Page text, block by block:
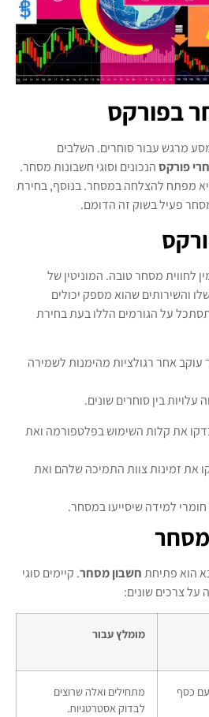
בפורקס
מרגש עבור סוחרים. השלבים
פורקסהנכונים וסוגי חשבונות מסחר.
מפתח להצלחה במסחר. בנוסף, בחירת
פעיל בשוק זה הדומם.
לחווית מסחר טובה. המוניטין של
והשירותים שהוא מספק יכולים
על הגורמים הללו בעת בחירת
עוקב אחר רגולציות מהימנות לשמירה
עלויות בין סוחרים שונים.
את קלות השימוש בפלטפורמה ואת
את זמינות צוות התמיכה שלהם ואת
למידה שיסייעו במסחר.
הוא פתיחתחשבון מסחר. קיימים סוגי
על צרכים שונים:
מומלץ עבור
עם כסף
מתחילים ואלה שרוצים
לבדוק אסטרטגיות.